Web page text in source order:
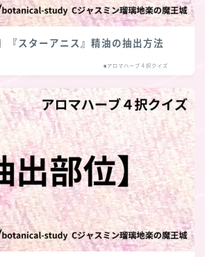
『スターアニス』精油の抽出方法
■アロマハーブ４択クイズ